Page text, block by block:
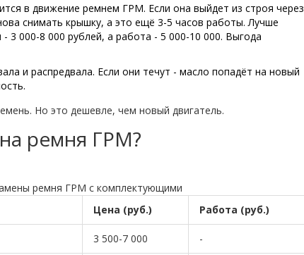
в движение ремнем ГРМ. Если она выйдет из строя через
снимать крышку, а это ещё 3-5 часов работы. Лучше
3 000-8 000 рублей, а работа - 5 000-10 000. Выгода
и распредвала. Если они течут - масло попадёт на новый
Но это дешевле, чем новый двигатель.
ремня ГРМ?
ремня ГРМ с комплектующими
Цена (руб.) Работа (руб.)
3 500-7 000 -